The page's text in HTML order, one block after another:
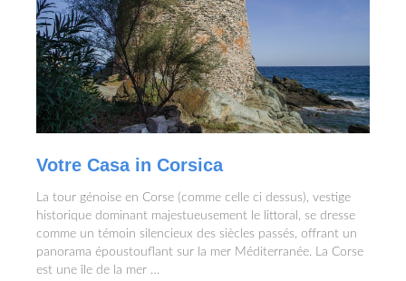
Votre Casa in Corsica
La tour génoise en Corse (comme celle ci dessus), vestige
historique dominant majestueusement le littoral, se dresse
comme un témoin silencieux des siècles passés, offrant un
panorama époustouflant sur la mer Méditerranée. La Corse
est une île de la mer …